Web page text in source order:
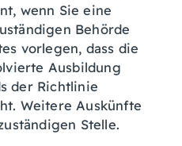
wenn Sie eine
Behörde
vorlegen, dass die
Ausbildung
der Richtlinie
Weitere Auskünfte
Stelle.